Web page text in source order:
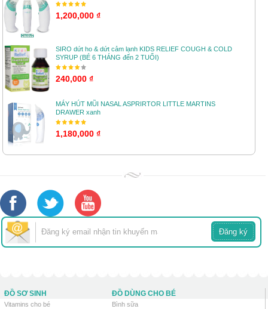
1,200,000 ₫
SIRO dứt ho & dứt cảm lạnh KIDS RELIEF COUGH & COLD
SYRUP (BÉ 6 THÁNG đến 2 TUỔI)
240,000 ₫
MÁY HÚT MŨI NASAL ASPRIRTOR LITTLE MARTINS
DRAWER xanh
1,180,000 ₫
ĐỒ SƠ SINH
Vitamins cho bé
ĐỒ DÙNG CHO BÉ
Bình sữa